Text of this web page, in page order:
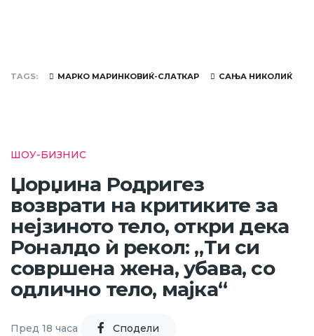
TAGS МАРКО МАРИНКОВИЌ-СЛАТКАР САЊА НИКОЛИЌ
ШОУ-БИЗНИС
Џорџина Родригез
возврати на критиките за
нејзиното тело, откри дека
Роналдо ѝ рекол: „Ти си
совршена жена, убава, со
одлично тело, мајка“
Пред 18 часа Cподели